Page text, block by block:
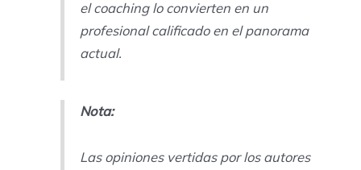
el coaching lo convierten en un
profesional calificado en el panorama
actual.
Nota:
Las opiniones vertidas por los autores